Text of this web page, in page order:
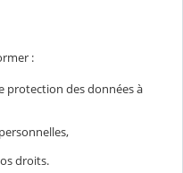
:
protection des données à
droits.